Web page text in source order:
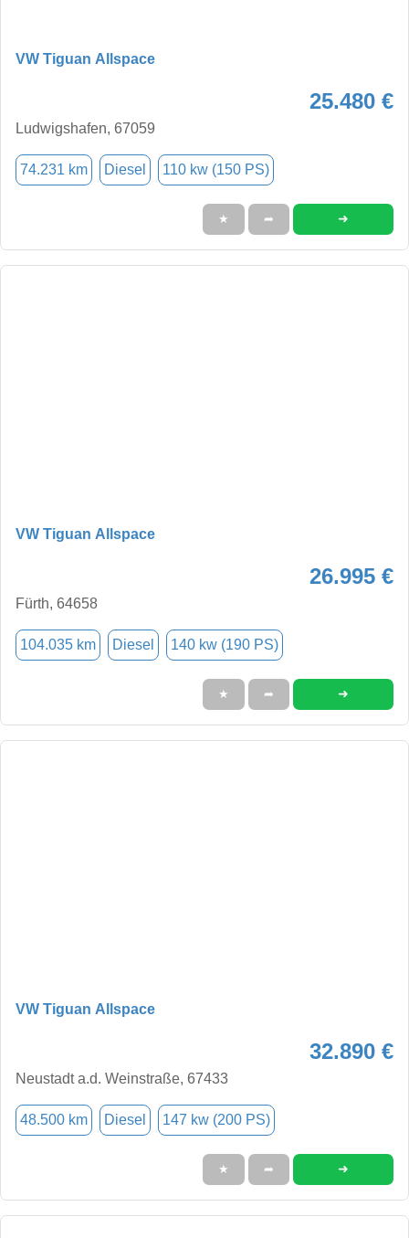
VW Tiguan Allspace
25.480 €
Ludwigshafen, 67059
74.231 km Diesel 110 kw (150 PS)
★ ➦ ➜
VW Tiguan Allspace
26.995 €
Fürth, 64658
104.035 km Diesel 140 kw (190 PS)
★ ➦ ➜
VW Tiguan Allspace
32.890 €
Neustadt a.d. Weinstraße, 67433
48.500 km Diesel 147 kw (200 PS)
★ ➦ ➜